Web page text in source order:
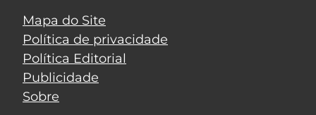
Mapa do Site
Política de privacidade
Política Editorial
Publicidade
Sobre